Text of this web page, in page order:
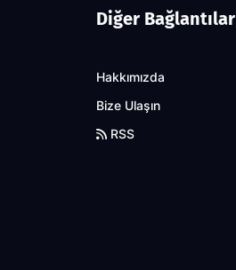
Diğer Bağlantılar
Hakkımızda
Bize Ulaşın
RSS